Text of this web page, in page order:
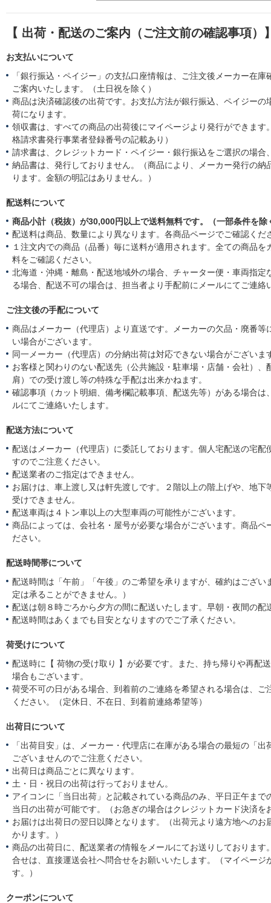
【 出荷・配送のご案内（ご注文前の確認事項）
お支払いについて
「銀行振込・ペイジー」の支払口座情報は、ご注文後メーカー在
ご案内いたします。（土日祝を除く）
商品は決済確認後の出荷です。お支払方法が銀行振込、ペイジーの
荷になります。
領収書は、すべての商品の出荷後にマイページより発行ができます
格請求書発行事業者登録番号の記載あり）
請求書は、クレジットカード・ペイジー・銀行振込をご選択の場合
納品書は、発行しておりません。（商品により、メーカー発行の納
ります。金額の明記はありません。）
配送料について
商品小計（税抜）が30,000円以上で送料無料です。（一部条件を除
配送料は商品、数量により異なります。各商品ページでご確認くだ
１注文内での商品（品番）毎に送料が適用されます。全ての商品を
料をご確認ください。
北海道・沖縄・離島・配送地域外の場合、チャーター便・車両指定
る場合、配送不可の場合は、担当者より手配前にメールにてご連絡
ご注文後の手配について
商品はメーカー（代理店）より直送です。メーカーの欠品・廃番等
い場合がございます。
同一メーカー（代理店）の分納出荷は対応できない場合がございま
お客様と関わりのない配送先（公共施設・駐車場・店舗・会社）、
肩）での受け渡し等の特殊な手配は出来かねます。
確認事項（カット明細、備考欄記載事項、配送先等）がある場合は
ルにてご連絡いたします。
配送方法について
配送はメーカー（代理店）に委託しております。個人宅配送の宅配
すのでご注意ください。
配送業者のご指定はできません。
お届けは、車上渡し又は軒先渡しです。２階以上の階上げや、地下
受けできません。
配送車両は４トン車以上の大型車両の可能性がございます。
商品によっては、会社名・屋号が必要な場合がございます。商品ペ
ださい。
配送時間帯について
配送時間は「午前」「午後」のご希望を承りますが、確約はござい
定は承ることができません。）
配送は朝８時ごろから夕方の間に配送いたします。早朝・夜間の配
配送時間はあくまでも目安となりますのでご了承ください。
荷受けについて
配送時に【 荷物の受け取り 】が必要です。また、持ち帰りや再配
場合もございます。
荷受不可の日がある場合、到着前のご連絡を希望される場合は、ご
ください。（定休日、不在日、到着前連絡希望等）
出荷日について
「出荷目安」は、メーカー・代理店に在庫がある場合の最短の「
ございませんのでご注意ください。
出荷日は商品ごとに異なります。
土・日・祝日の出荷は行っておりません。
アイコンに「当日出荷」と記載されている商品のみ、平日正午まで
当日の出荷が可能です。（お急ぎの場合はクレジットカード決済を
お届けは出荷日の翌日以降となります。（出荷元より遠方地へのお
かります。）
商品の出荷日に、配送業者の情報をメールにてお送りしております
合せは、直接運送会社へ問合せをお願いいたします。（マイページ
す。）
クーポンについて